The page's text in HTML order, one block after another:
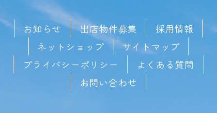
お知らせ 出店物件募集
採用情報
ネットショップ
サイトマップ
プライバシーポリシー
よくある質問
お問い合わせ